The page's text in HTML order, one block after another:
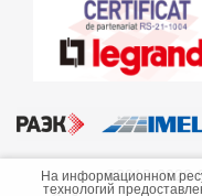
©2013-2026
На информационном
технологий